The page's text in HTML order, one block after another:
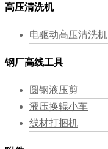
高压清洗机
电驱动高压清洗机
钢厂高线工具
圆钢液压剪
液压换辊小车
线材打捆机